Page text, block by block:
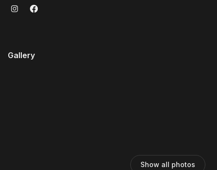
Gallery
Show all photos